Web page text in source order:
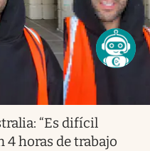
“Es difícil
4 horas de trabajo